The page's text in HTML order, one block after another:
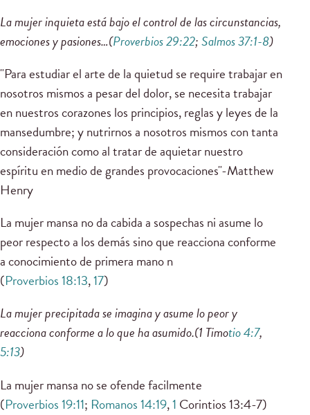
La mujer inquieta está bajo el control de las circunstancias,
emociones y pasiones…(Proverbios 29:22;Salmos 37:1-8)
"Para estudiar el arte de la quietud se require trabajar en
nosotros mismos a pesar del dolor, se necesita trabajar
en nuestros corazones los principios, reglas y leyes de la
mansedumbre; y nutrirnos a nosotros mismos con tanta
consideración como al tratar de aquietar nuestro
espíritu en medio de grandes provocaciones"-Matthew
Henry
La mujer mansa no da cabida a sospechas ni asume lo
peor respecto a los demás sino que reacciona conforme
a conocimiento de primera mano n
(Proverbios 18:13,17)
La mujer precipitada se imagina y asume lo peor y
reacciona conforme a lo que ha asumido.(1 Timotio 4:7,
5:13)
La mujer mansa no se ofende facilmente
(Proverbios 19:11; Romanos 14:19,1 Corintios 13:4-7)